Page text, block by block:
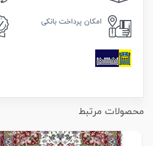
امکان پرداخت بانکی
محصولات مرتبط